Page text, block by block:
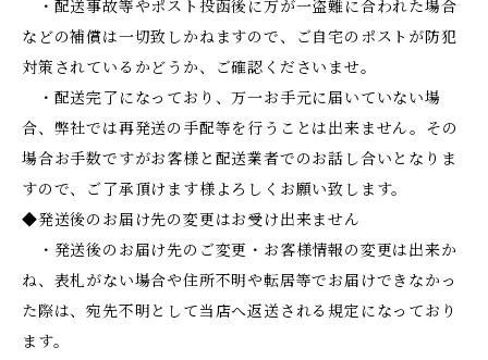
・配送事故等やポスト投函後に万が一盗難に合われた場合
などの補償は一切致しかねますので、ご自宅のポストが防犯
対策されているかどうか、ご確認くださいませ。
・配送完了になっており、万一お手元に届いていない場
合、弊社では再発送の手配等を行うことは出来ません。その
場合お手数ですがお客様と配送業者でのお話し合いとなりま
すので、ご了承頂けます様よろしくお願い致します。
◆発送後のお届け先の変更はお受け出来ません
・発送後のお届け先のご変更・お客様情報の変更は出来か
ね、表札がない場合や住所不明や転居等でお届けできなかっ
た際は、宛先不明として当店へ返送される規定になっており
ます。